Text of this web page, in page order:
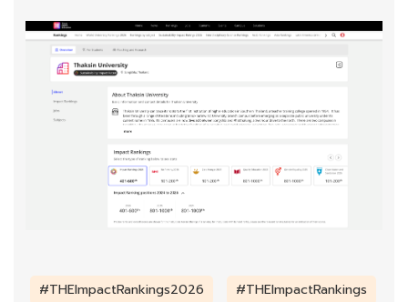
#THEImpactRankings2026 #THEImpactRankings